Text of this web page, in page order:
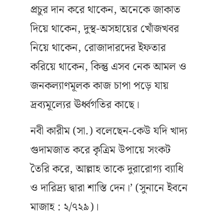
প্রচুর দান করে থাকেন, অনেকে জাকাত
দিয়ে থাকেন, দুস্থ-অসহায়ের খোঁজখবর
নিয়ে থাকেন, রোজাদারদের ইফতার
করিয়ে থাকেন, কিন্তু এসব নেক আমল ও
জনকল্যাণমূলক কাজ চাপা পড়ে যায়
দ্রব্যমূল্যের ঊর্ধ্বগতির কাছে।
নবী কারীম (সা.) বলেছেন-কেউ যদি খাদ্য
গুদামজাত করে কৃত্রিম উপায়ে সংকট
তৈরি করে, আল্লাহ তাকে দুরারোগ্য ব্যাধি
ও দারিদ্র্য দ্বারা শাস্তি দেন।’ (সুনানে ইবনে
মাজাহ : ২/৭২৯)।